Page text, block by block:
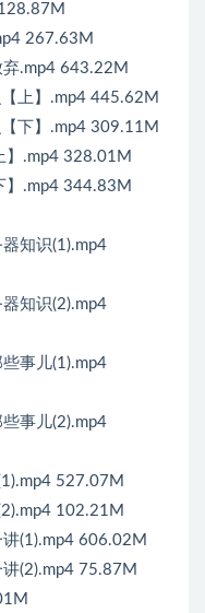
267.63M
.mp4 643.22M
上】.mp4 445.62M
下】.mp4 309.11M
】.mp4 328.01M
】.mp4 344.83M
知识(1).mp4
知识(2).mp4
事儿(1).mp4
事儿(2).mp4
527.07M
102.21M
(1).mp4 606.02M
(2).mp4 75.87M